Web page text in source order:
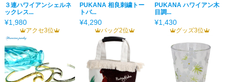
３連ハワイアンシェルネ
ックレス...
¥1,980
PUKANA 相良刺繍トー
トバ...
¥4,290
PUKANA ハワイアン木
目調...
¥1,430
アクセ3位 バッグ2位 グッズ3位